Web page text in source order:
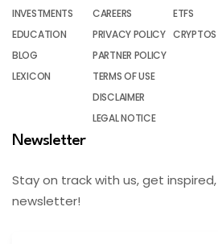
INVESTMENTS
EDUCATION
BLOG
LEXICON
CAREERS
PRIVACY POLICY
PARTNER POLICY
TERMS OF USE
DISCLAIMER
LEGAL NOTICE
ETFS
CRYPTOS
Newsletter
Stay on track with us, get
newsletter!